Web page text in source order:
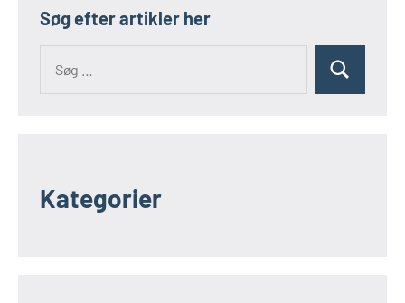
Søg efter artikler her
Kategorier